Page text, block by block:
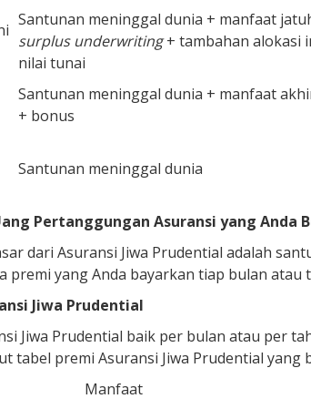
Santunan meninggal dunia + manfaat
surplus underwriting+ tambahan alokasi
nilai tunai
Santunan meninggal dunia + manfaat
+ bonus
Santunan meninggal dunia
Pertanggungan Asuransi yang Anda
dari Asuransi Jiwa Prudential adalah
premi yang Anda bayarkan tiap bulan atau
Jiwa Prudential
Jiwa Prudential baik per bulan atau per
tabel premi Asuransi Jiwa Prudential yang
Manfaat